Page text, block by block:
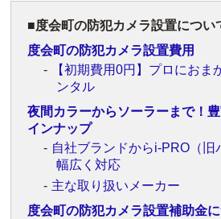
度会町の防犯カメラ設置につい
度会町の防犯カメラ設置費用
【初期費用0円】プロにおま
ンタル
夜間カラーからソーラーまで！
インナップ
自社ブランドからi-PRO（旧
幅広く対応
主な取り扱いメーカー
度会町の防犯カメラ設置補助金